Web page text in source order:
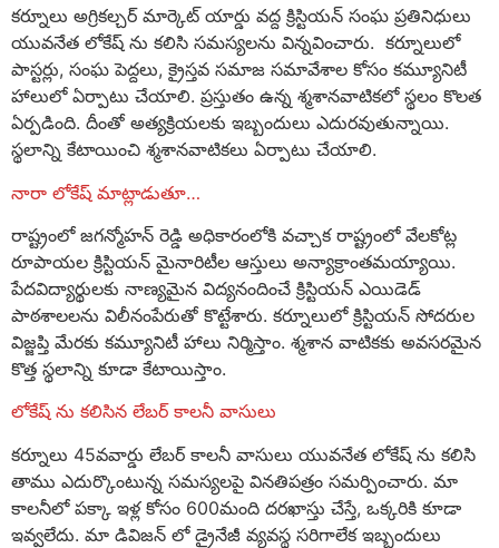
కర్నూలు అగ్రికల్చర్ మార్కెట్ యార్డు వద్ద క్రిస్టియన్ సంఘ ప్రతినిధులు
యువనేత లోకేష్ ను కలిసి సమస్యలను విన్నవించారు. కర్నూలులో
పాస్టర్లు, సంఘ పెద్దలు, క్రైస్తవ సమాజ సమావేశాల కోసం కమ్యూనిటీ
హాలులో ఏర్పాటు చేయాలి. ప్రస్తుతం ఉన్న శ్మశానవాటికలో స్థలం కొలత
ఏర్పడింది. దీంతో అత్యక్రియలకు ఇబ్బందులు ఎదురవుతున్నాయి.
స్థలాన్ని కేటాయించి శ్మశానవాటికలు ఏర్పాటు చేయాలి.
నారా లోకేష్ మాట్లాడుతూ…
రాష్ట్రంలో జగన్మోహన్ రెడ్డి అధికారంలోకి వచ్చాక రాష్ట్రంలో వేలకోట్ల
రూపాయల క్రిస్టియన్ మైనారిటీల ఆస్తులు అన్యాక్రాంతమయ్యాయి.
పేదవిద్యార్థులకు నాణ్యమైన విద్యనందించే క్రిస్టియన్ ఎయిడెడ్
పాఠశాలలను విలీనంపేరుతో కొట్టేశారు. కర్నూలులో క్రిస్టియన్ సోదరుల
విజ్జప్తి మేరకు కమ్యూనిటీ హాలు నిర్మిస్తాం. శ్మశాన వాటికకు అవసరమైన
కొత్త స్థలాన్ని కూడా కేటాయిస్తాం.
లోకేష్ ను కలిసిన లేబర్ కాలనీ వాసులు
కర్నూలు 45వవార్డు లేబర్ కాలనీ వాసులు యువనేత లోకేష్ ను కలిసి
తాము ఎదుర్కొంటున్న సమస్యలపై వినతిపత్రం సమర్పించారు. మా
కాలనీలో పక్కా ఇళ్ల కోసం 600మంది దరఖాస్తు చేస్తే, ఒక్కరికి కూడా
ఇవ్వలేదు. మా డివిజన్ లో డ్రైనేజీ వ్యవస్థ సరిగాలేక ఇబ్బందులు